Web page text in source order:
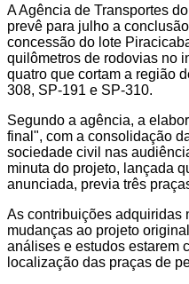
A Agência de Transportes
prevê para julho a
concessão do lote
quilômetros de rodovias no
quatro que cortam a região
308, SP-191 e SP-310.
Segundo a agência, a
final", com a consolidação
sociedade civil nas
minuta do projeto, lançada
anunciada, previa três
As contribuições adquiridas
mudanças ao projeto
análises e estudos estarem
localização das praças de